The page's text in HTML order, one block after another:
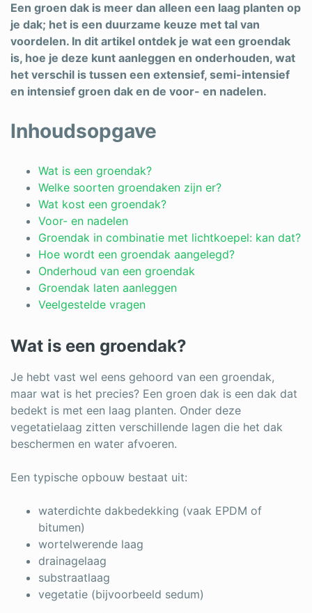
Vochtbestrijding
Warmtepomp
Zonnepanelen
Bent u een vakspecialist?
Log in
Een groen dak is meer dan alleen een laag planten op
je dak; het is een duurzame keuze met tal van
voordelen. In dit artikel ontdek je wat een groendak
is, hoe je deze kunt aanleggen en onderhouden, wat
het verschil is tussen een extensief, semi-intensief
en intensief groen dak en de voor- en nadelen.
Inhoudsopgave
Wat is een groendak?
Welke soorten groendaken zijn er?
Wat kost een groendak?
Voor- en nadelen
Groendak in combinatie met lichtkoepel: kan dat?
Hoe wordt een groendak aangelegd?
Onderhoud van een groendak
Groendak laten aanleggen
Veelgestelde vragen
Wat is een groendak?
Je hebt vast wel eens gehoord van een groendak,
maar wat is het precies? Een groen dak is een dak dat
bedekt is met een laag planten. Onder deze
vegetatielaag zitten verschillende lagen die het dak
beschermen en water afvoeren.
Een typische opbouw bestaat uit:
waterdichte dakbedekking (vaak EPDM of
bitumen)
wortelwerende laag
drainagelaag
substraatlaag
vegetatie (bijvoorbeeld sedum)